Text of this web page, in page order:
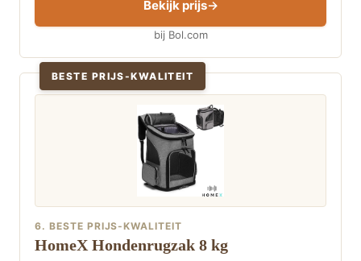
Bekijk prijs
bij Bol.com
BESTE PRIJS-KWALITEIT
6. BESTE PRIJS-KWALITEIT
HomeX Hondenrugzak 8 kg